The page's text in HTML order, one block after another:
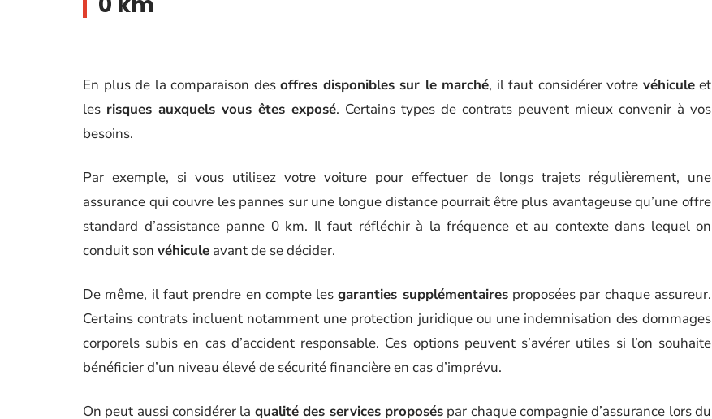
En plus de la comparaison des offres disponibles sur le marché, il faut considérer votre véhiculeet
les risques auxquels vous êtes exposé. Certains types de contrats peuvent mieux convenir à vos
besoins.
Par exemple, si vous utilisez votre voiture pour effectuer de longs trajets régulièrement, une
assurance qui couvre les pannes sur une longue distance pourrait être plus avantageuse qu’une offre
standard d’assistance panne 0 km. Il faut réfléchir à la fréquence et au contexte dans lequel on
conduit son véhicule avant de se décider.
De même, il faut prendre en compte lesgaranties supplémentairesproposées par chaque assureur.
Certains contrats incluent notamment une protection juridique ou une indemnisation des dommages
corporels subis en cas d’accident responsable. Ces options peuvent s’avérer utiles si l’on souhaite
bénéficier d’un niveau élevé de sécurité financière en cas d’imprévu.
On peut aussi considérer la qualité des services proposéspar chaque compagnie d’assurance lors du